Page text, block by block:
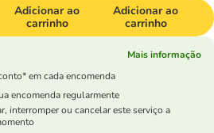
Adicionar ao
carrinho
Adicionar ao
carrinho
Mais informação
em cada encomenda
encomenda regularmente
interromper ou cancelar este serviço a